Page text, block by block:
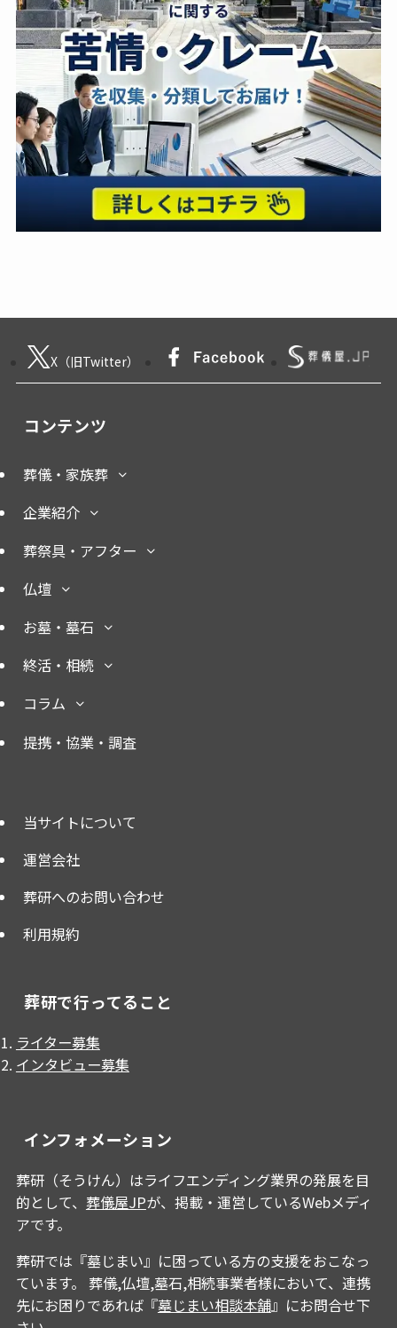
X（旧Twitter）
コンテンツ
葬儀・家族葬
企業紹介
葬祭具・アフター
仏壇
お墓・墓石
終活・相続
コラム
提携・協業・調査
当サイトについて
運営会社
葬研へのお問い合わせ
利用規約
葬研で行ってること
ライター募集
インタビュー募集
インフォメーション
葬研（そうけん）はライフエンディング業界の発展を目
的として、 葬儀屋JPが、掲載・運営しているWebメディ
アです。
葬研では『墓じまい』に困っている方の支援をおこなっ
ています。 葬儀,仏壇,墓石,相続事業者様において、連携
先にお困りであれば『墓じまい相談本舗』にお問合せ下